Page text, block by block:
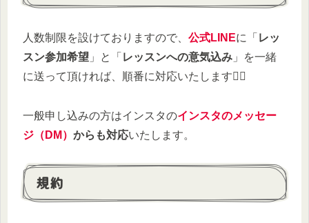
人数制限を設けておりますので、 公式LINEに「 レッ
スン参加希望 」と「 レッスンへの意気込み 」を一緒
に送って頂ければ、順番に対応いたします🙆‍♀️
一般申し込みの方はインスタのインスタのメッセー
ジ（DM） からも対応いたします。
規約